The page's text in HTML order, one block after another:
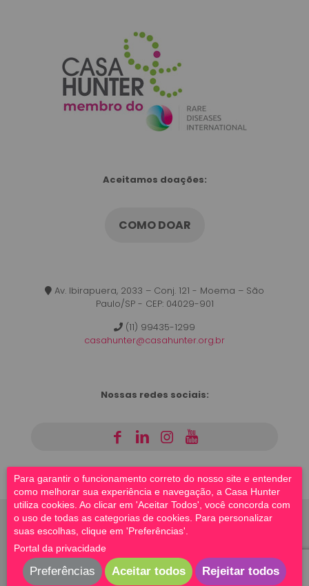
Para garantir o funcionamento correto do nosso site e entender
como melhorar sua experiência e navegação, a Casa Hunter
utiliza cookies. Ao clicar em 'Aceitar Todos', você concorda com
o uso de todas as categorias de cookies. Para personalizar
suas escolhas, clique em 'Preferências'.
Portal da privacidade
Preferências Aceitar todos Rejeitar todos
Aceitamos doações:
COMO DOAR
Av. Ibirapuera, 2033 – Conj. 121 - Moema – São
Paulo/SP - CEP: 04029-901
(11) 99435-1299
casahunter@casahunter.org.br
Nossas redes sociais:
© 2023 Casa Hunter | Todos os direitos reservados |